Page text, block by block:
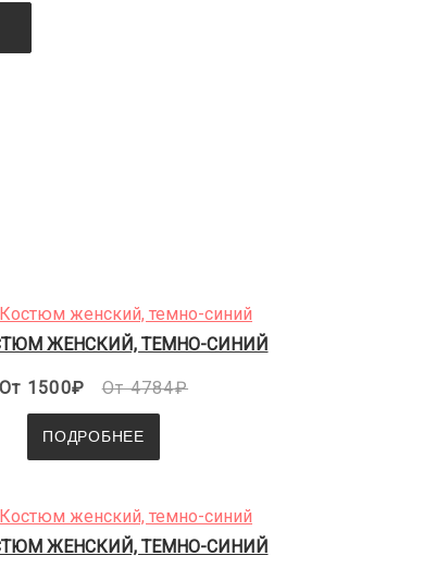
ЖЕНСКИЙ, ТЕМНО-СИНИЙ
От 1500₽ От 4784₽
ПОДРОБНЕЕ
ЖЕНСКИЙ, ТЕМНО-СИНИЙ